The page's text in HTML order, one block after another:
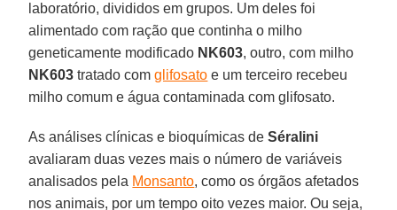
laboratório, divididos em grupos. Um deles foi
alimentado com ração que continha o milho
geneticamente modificado NK603, outro, com milho
NK603 tratado comglifosato e um terceiro recebeu
milho comum e água contaminada com glifosato.
As análises clínicas e bioquímicas deSéralini
avaliaram duas vezes mais o número de variáveis
analisados pela Monsanto, como os órgãos afetados
nos animais, por um tempo oito vezes maior. Ou seja,